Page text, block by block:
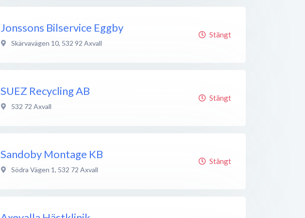
Jonssons Bilservice Eggby
Skärvavägen 10, 532 92 Axvall
Stängt
SUEZ Recycling AB
532 72 Axvall
Stängt
Sandoby Montage KB
Södra Vägen 1, 532 72 Axvall
Stängt